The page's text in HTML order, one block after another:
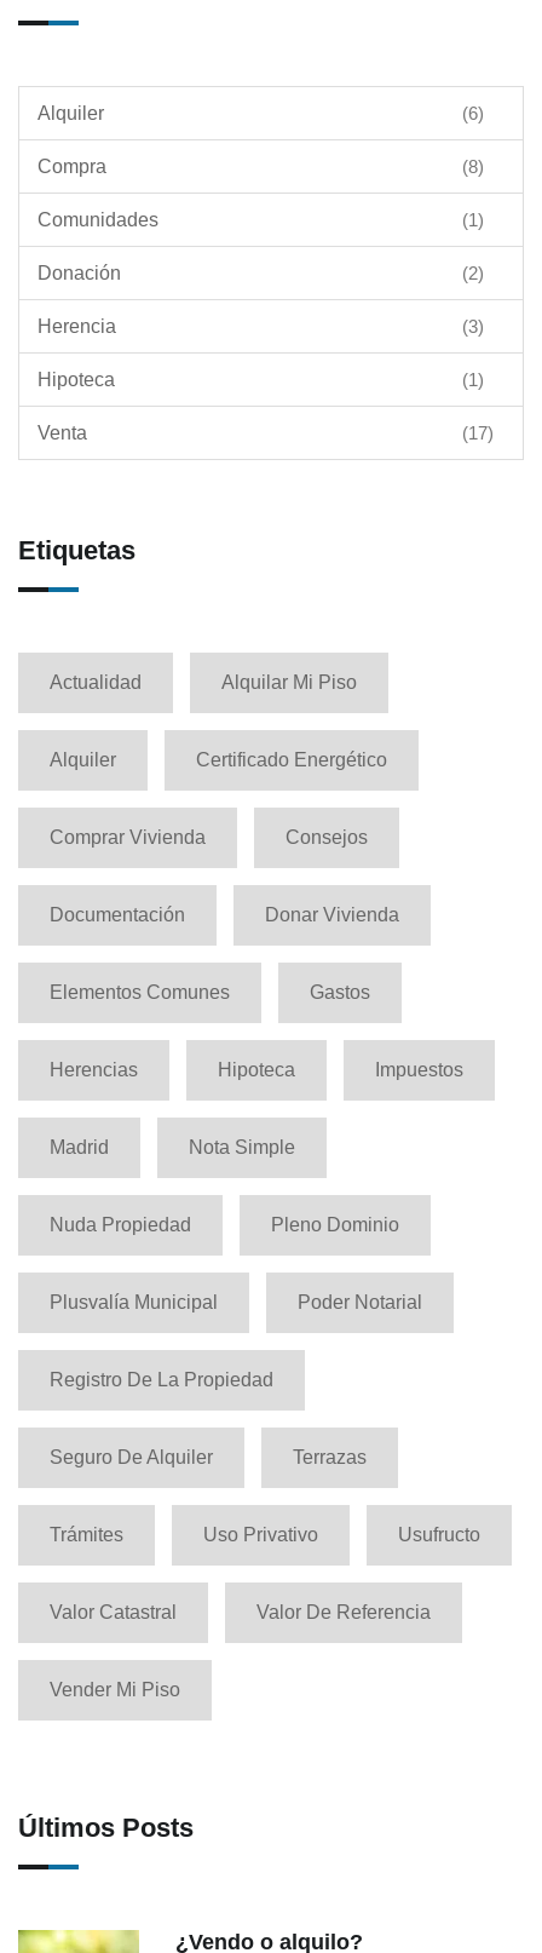
Alquiler (6)
Compra (8)
Comunidades (1)
Donación (2)
Herencia (3)
Hipoteca (1)
Venta (17)
Etiquetas
Actualidad Alquilar Mi Piso
Alquiler Certificado Energético
Comprar Vivienda Consejos
Documentación Donar Vivienda
Elementos Comunes Gastos
Herencias Hipoteca Impuestos
Madrid Nota Simple
Nuda Propiedad Pleno Dominio
Plusvalía Municipal Poder Notarial
Registro De La Propiedad
Seguro De Alquiler Terrazas
Trámites Uso Privativo Usufructo
Valor Catastral Valor De Referencia
Vender Mi Piso
Últimos Posts
¿Vendo o alquilo?